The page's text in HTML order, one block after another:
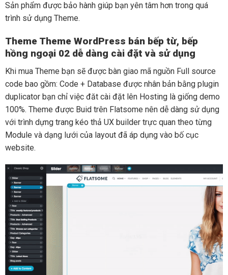
Sản phẩm được bảo hành giúp bạn yên tâm hơn trong quá
trình sử dụng Theme.
Theme Theme WordPress bán bếp từ, bếp
hồng ngoại 02 dễ dàng cài đặt và sử dụng
Khi mua Theme bạn sẽ được bàn giao mã nguồn Full source
code bao gồm: Code + Database được nhân bản bằng plugin
duplicator bạn chỉ việc đăt cài đặt lên Hosting là giống demo
100%. Theme được Buid trên Flatsome nên dễ dàng sử dụng
với trình dựng trang kéo thả UX builder trực quan theo từng
Module và dạng lưới của layout đã áp dụng vào bố cục
website.